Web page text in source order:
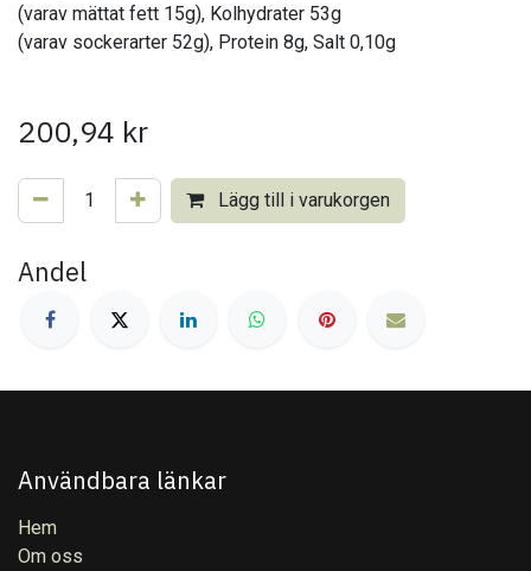
(varav mättat fett 15g), Kolhydrater 53g
(varav sockerarter 52g), Protein 8g, Salt 0,10g
200,94 kr
Lägg till i varukorgen
Andel
Användbara länkar
Hem
Om oss